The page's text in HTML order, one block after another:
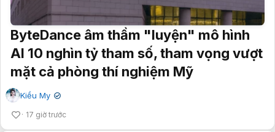
ByteDance âm thầm "luyện" mô hình
AI 10 nghìn tỷ tham số, tham vọng vượt
mặt cả phòng thí nghiệm Mỹ
Kiều My ✔
17 giờ trước